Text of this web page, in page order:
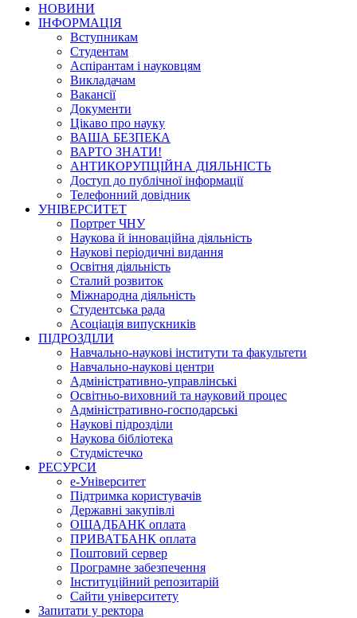
НОВИНИ
ІНФОРМАЦІЯ
Вступникам
Студентам
Аспірантам і науковцям
Викладачам
Вакансії
Документи
Цікаво про науку
ВАША БЕЗПЕКА
ВАРТО ЗНАТИ!
АНТИКОРУПЦІЙНА ДІЯЛЬНІСТЬ
Доступ до публічної інформації
Телефонний довідник
УНІВЕРСИТЕТ
Портрет ЧНУ
Наукова й інноваційна діяльність
Наукові періодичні видання
Освітня діяльність
Сталий розвиток
Міжнародна діяльність
Студентська рада
Асоціація випускників
ПІДРОЗДІЛИ
Навчально-наукові інститути та факультети
Навчально-наукові центри
Адміністративно-управлінські
Освітньо-виховний та науковий процес
Адміністративно-господарські
Наукові підрозділи
Наукова бібліотека
Студмістечко
РЕСУРСИ
е-Університет
Підтримка користувачів
Державні закупівлі
ОЩАДБАНК оплата
ПРИВАТБАНК оплата
Поштовий сервер
Програмне забезпечення
Інституційний репозитарій
Сайти університету
Запитати у ректора